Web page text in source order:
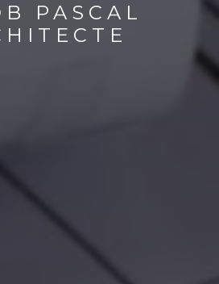
PASCAL